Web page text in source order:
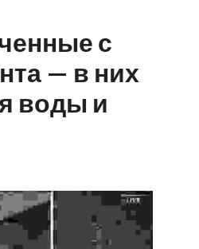
с
— в них
воды и